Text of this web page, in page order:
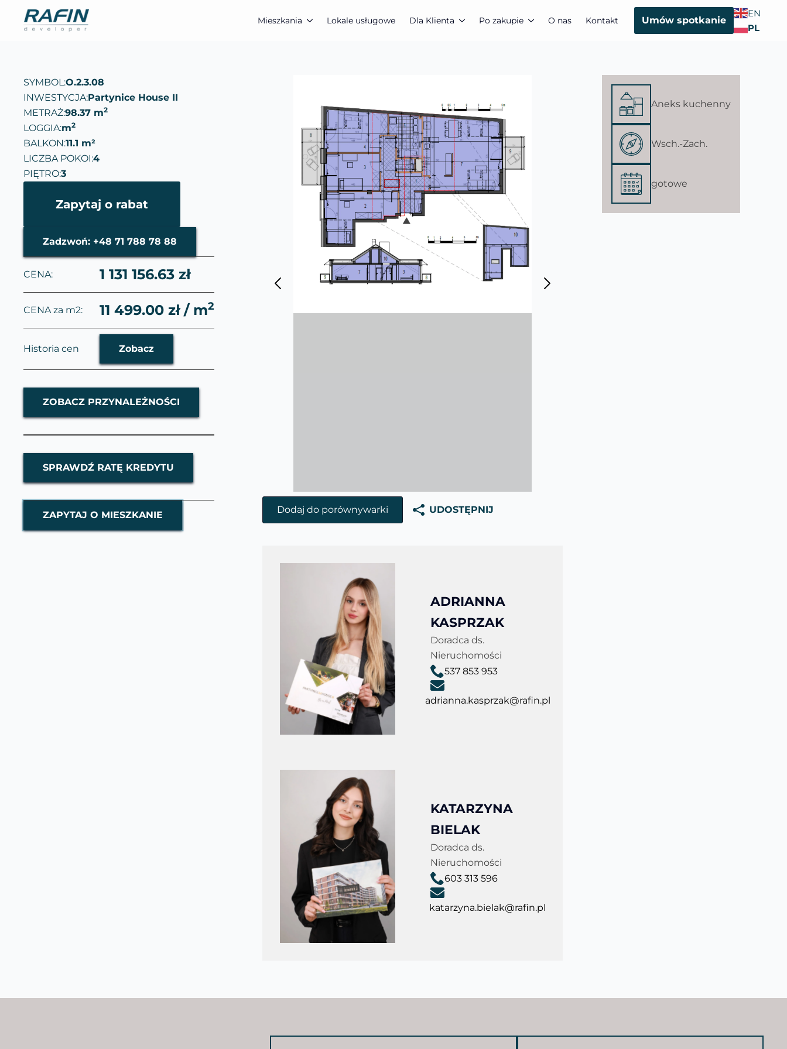
Mieszkania Lokale usługowe Dla Klienta Po zakupie O nas Kontakt Umów spotkanie
EN
PL
SYMBOL:O.2.3.08
INWESTYCJA:Partynice House II
METRAŻ:98.37 m2
LOGGIA:m2
BALKON:11.1 m²
LICZBA POKOI:4
PIĘTRO:3
Zapytaj o rabat
Zadzwoń: +48 71 788 78 88
CENA: 1 131 156.63 zł
CENA za m2: 11 499.00 zł / m2
Historia cen Zobacz
ZOBACZ PRZYNALEŻNOŚCI
SPRAWDŹ RATĘ KREDYTU
ZAPYTAJ O MIESZKANIE Dodaj do porównywarki UDOSTĘPNIJ
ADRIANNA
KASPRZAK
Doradca ds.
Nieruchomości
537 853 953
adrianna.kasprzak@rafin.pl
KATARZYNA
BIELAK
Doradca ds.
Nieruchomości
603 313 596
katarzyna.bielak@rafin.pl
Aneks kuchenny
Wsch.-Zach.
gotowe